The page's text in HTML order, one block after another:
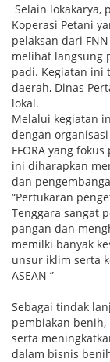
Selain lokakarya,
Koperasi Petani
pelaksan dari
melihat langsung
padi. Kegiatan ini
daerah, Dinas
lokal.
Melalui kegiatan
dengan
FFORA yang
ini diharapkan
dan
“Pertukaran
Tenggara sangat
pangan dan
memilki banyak
unsur iklim serta
ASEAN ”
Sebagai tindak
pembiakan
serta
dalam bisnis